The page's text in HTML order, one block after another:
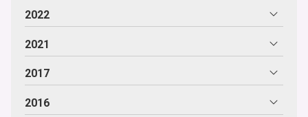
2022
2021
2017
2016